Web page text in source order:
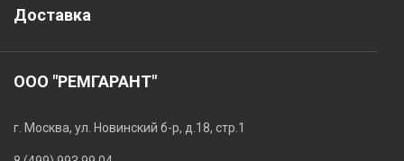
Доставка
ООО "РЕМГАРАНТ"
г. Москва, ул. Новинский б-р, д.18, стр.1